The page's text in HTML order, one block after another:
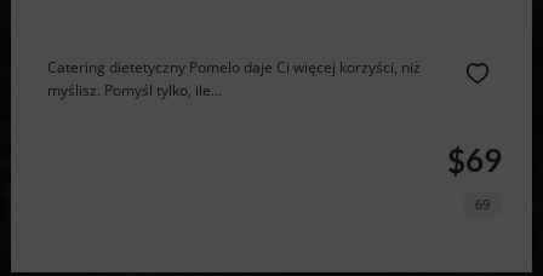
Catering dietetyczny Pomelo daje Ci więcej korzyści, niż
myślisz. Pomyśl tylko, ile...
$69
69